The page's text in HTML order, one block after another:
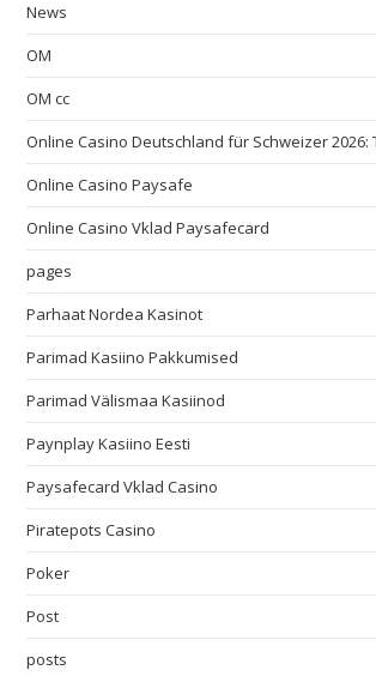
News
OM
OM cc
Online Casino Deutschland für Schweizer 2026:
Online Casino Paysafe
Online Casino Vklad Paysafecard
pages
Parhaat Nordea Kasinot
Parimad Kasiino Pakkumised
Parimad Välismaa Kasiinod
Paynplay Kasiino Eesti
Paysafecard Vklad Casino
Piratepots Casino
Poker
Post
posts